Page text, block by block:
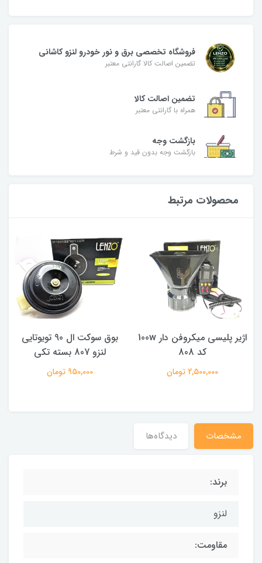
فروشگاه تخصصی برق و نور خودرو لنزو کاشانی
تضمین اصالت کالا گارانتی معتبر
تضمین اصالت کالا
همراه با گارانتی معتبر
بازگشت وجه
بازگشت وجه بدون قید و شرط
محصولات مرتبط
اژیر پلیسی میکروفن دار 100w
کد 808
2,500,000 تومان
بوق سوکت ال 90 تویوتایی
لنزو 807 بسته تکی
950,000 تومان
مشخصات دیدگاه‌ها
برند:
لنزو
مقاومت: